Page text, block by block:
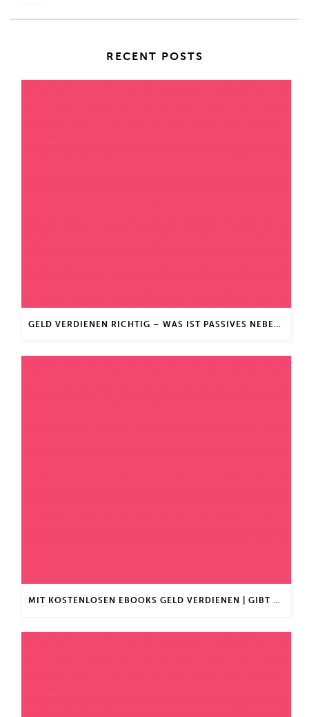
RECENT POSTS
GELD VERDIENEN RICHTIG – WAS IST PASSIVES NEBENEINKOMMEN?
MIT KOSTENLOSEN EBOOKS GELD VERDIENEN | GIBT ES EINEN MAXIMALEN ANLAGEBETRAG?